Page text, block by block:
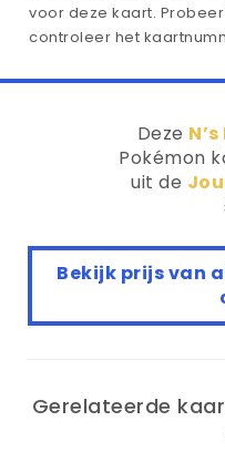
voor deze kaart.
controleer het
Deze
Pokémon
uit de
Bekijk prijs van
Gerelateerde